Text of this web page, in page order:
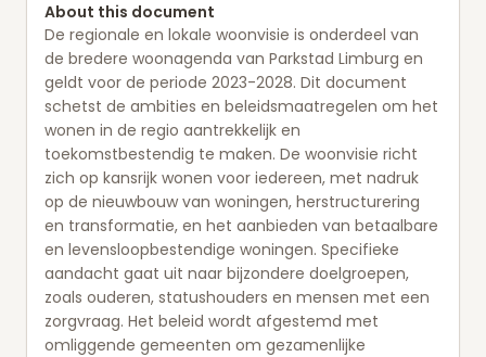
About this document
De regionale en lokale woonvisie is onderdeel van
de bredere woonagenda van Parkstad Limburg en
geldt voor de periode 2023-2028. Dit document
schetst de ambities en beleidsmaatregelen om het
wonen in de regio aantrekkelijk en
toekomstbestendig te maken. De woonvisie richt
zich op kansrijk wonen voor iedereen, met nadruk
op de nieuwbouw van woningen, herstructurering
en transformatie, en het aanbieden van betaalbare
en levensloopbestendige woningen. Specifieke
aandacht gaat uit naar bijzondere doelgroepen,
zoals ouderen, statushouders en mensen met een
zorgvraag. Het beleid wordt afgestemd met
omliggende gemeenten om gezamenlijke